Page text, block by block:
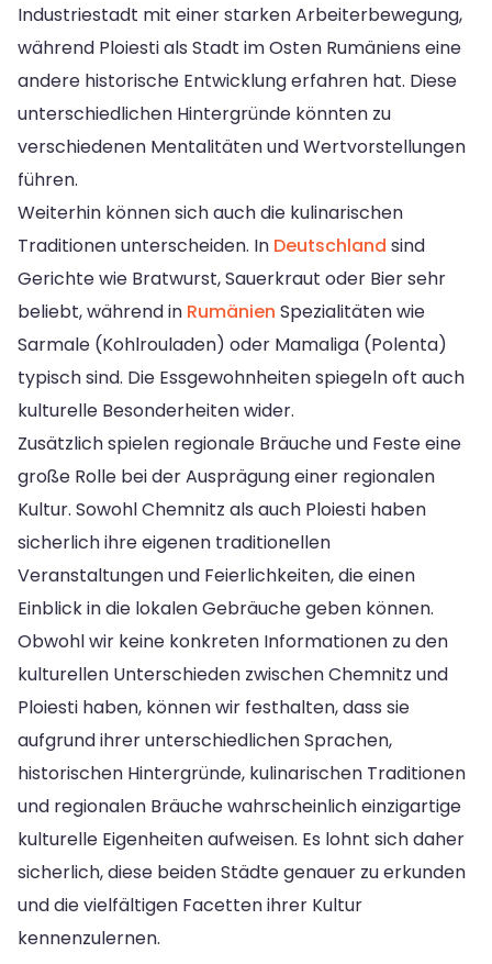
Industriestadt mit einer starken Arbeiterbewegung,
während Ploiesti als Stadt im Osten Rumäniens eine
andere historische Entwicklung erfahren hat. Diese
unterschiedlichen Hintergründe könnten zu
verschiedenen Mentalitäten und Wertvorstellungen
führen.
Weiterhin können sich auch die kulinarischen
Traditionen unterscheiden. In Deutschland sind
Gerichte wie Bratwurst, Sauerkraut oder Bier sehr
beliebt, während in Rumänien Spezialitäten wie
Sarmale (Kohlrouladen) oder Mamaliga (Polenta)
typisch sind. Die Essgewohnheiten spiegeln oft auch
kulturelle Besonderheiten wider.
Zusätzlich spielen regionale Bräuche und Feste eine
große Rolle bei der Ausprägung einer regionalen
Kultur. Sowohl Chemnitz als auch Ploiesti haben
sicherlich ihre eigenen traditionellen
Veranstaltungen und Feierlichkeiten, die einen
Einblick in die lokalen Gebräuche geben können.
Obwohl wir keine konkreten Informationen zu den
kulturellen Unterschieden zwischen Chemnitz und
Ploiesti haben, können wir festhalten, dass sie
aufgrund ihrer unterschiedlichen Sprachen,
historischen Hintergründe, kulinarischen Traditionen
und regionalen Bräuche wahrscheinlich einzigartige
kulturelle Eigenheiten aufweisen. Es lohnt sich daher
sicherlich, diese beiden Städte genauer zu erkunden
und die vielfältigen Facetten ihrer Kultur
kennenzulernen.